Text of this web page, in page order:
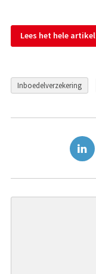
Lees het hele artikel
Inboedelverzekering